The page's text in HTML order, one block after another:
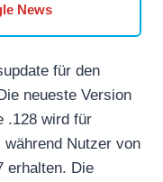
News
für den
neueste Version
.128 wird für
Nutzer von
erhalten. Die